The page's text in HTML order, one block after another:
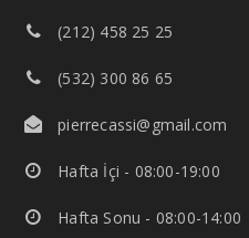
(212) 458 25 25
(532) 300 86 65
pierrecassi@gmail.com
Hafta İçi - 08:00-19:00
Hafta Sonu - 08:00-14:00